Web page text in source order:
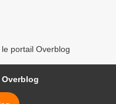
portail Overblog